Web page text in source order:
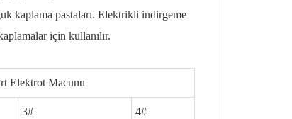
kaplama pastaları. Elektrikli indirgeme
için kullanılır.
Elektrot Macunu
3# 4#